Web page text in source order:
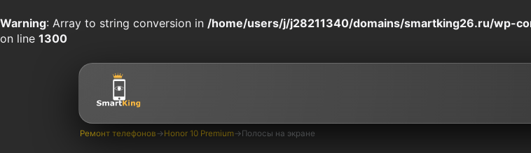
Warning: Array to string conversion in /home/users/j/j28211340/domains/smartking26.ru/wp-
on line 1300
Ремонт телефонов→Honor 10 Premium→Полосы на экране